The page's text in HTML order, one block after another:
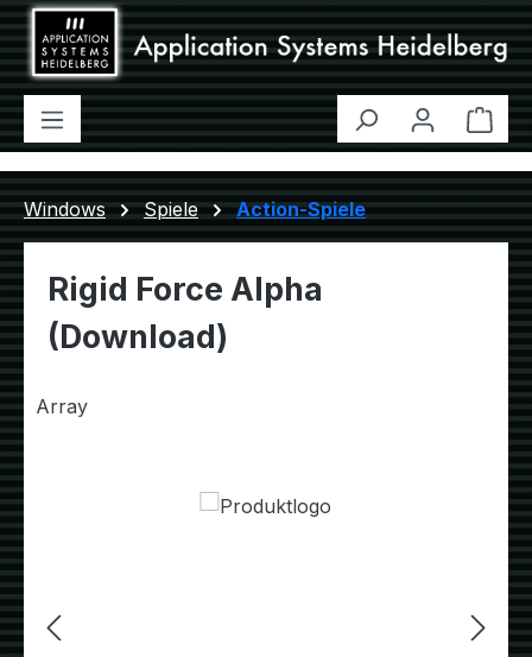
Zum Hauptinhalt springen
Windows Spiele Action-Spiele
Rigid Force Alpha
(Download)
Array
Bildergalerie überspringen